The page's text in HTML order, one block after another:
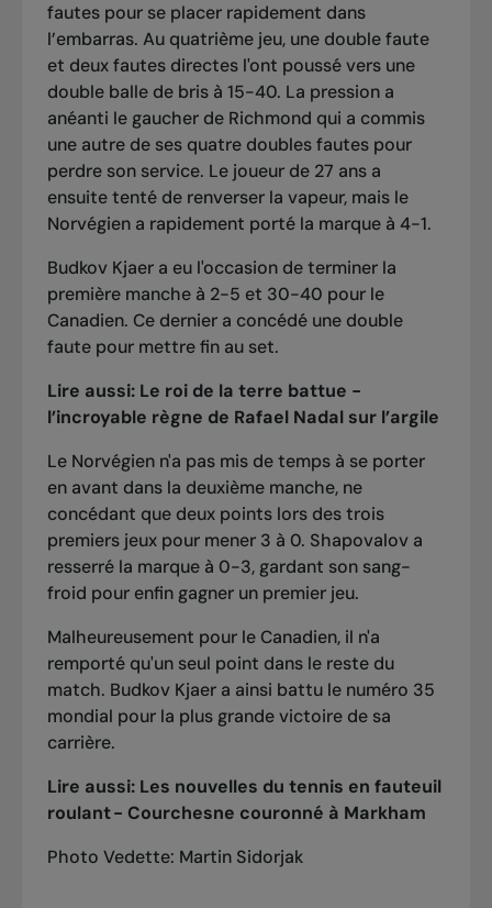
fautes pour se placer rapidement dans
l’embarras. Au quatrième jeu, une double faute
et deux fautes directes l'ont poussé vers une
double balle de bris à 15-40. La pression a
anéanti le gaucher de Richmond qui a commis
une autre de ses quatre doubles fautes pour
perdre son service. Le joueur de 27 ans a
ensuite tenté de renverser la vapeur, mais le
Norvégien a rapidement porté la marque à 4-1.
Budkov Kjaer a eu l'occasion de terminer la
première manche à 2-5 et 30-40 pour le
Canadien. Ce dernier a concédé une double
faute pour mettre fin au set.
Lire aussi: Le roi de la terre battue -
l’incroyable règne de Rafael Nadal sur l’argile
Le Norvégien n'a pas mis de temps à se porter
en avant dans la deuxième manche, ne
concédant que deux points lors des trois
premiers jeux pour mener 3 à 0. Shapovalov a
resserré la marque à 0-3, gardant son sang-
froid pour enfin gagner un premier jeu.
Malheureusement pour le Canadien, il n'a
remporté qu'un seul point dans le reste du
match. Budkov Kjaer a ainsi battu le numéro 35
mondial pour la plus grande victoire de sa
carrière.
Lire aussi: Les nouvelles du tennis en fauteuil
roulant - Courchesne couronné à Markham
Photo Vedette: Martin Sidorjak